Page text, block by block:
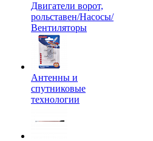
Двигатели ворот,
рольставен/Насосы/
Вентиляторы
Антенны и
спутниковые
технологии